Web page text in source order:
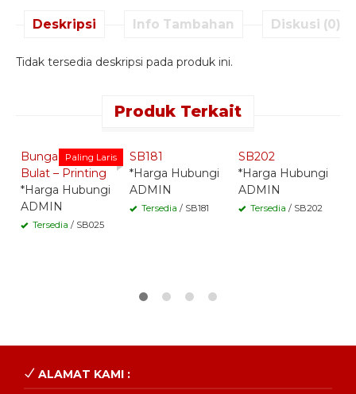
Deskripsi Info Tambahan Diskusi (0)
Tidak tersedia deskripsi pada produk ini.
Produk Terkait
Paling Laris
Bunga Standing
Bulat – Printing
*Harga Hubungi
ADMIN
Tersedia / SB025
Quick Order -
SB181
*Harga Hubungi
ADMIN
Tersedia / SB181
SB202
*Harga Hubungi
ADMIN
Tersedia / SB202
ALAMAT KAMI :